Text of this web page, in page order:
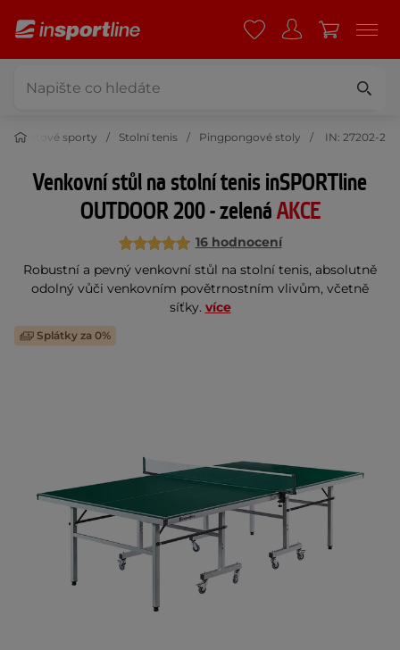
Raketové sporty Stolní tenis Pingpongové stoly IN: 27202-2
Venkovní stůl na stolní tenis inSPORTline
OUTDOOR 200 - zelenáAKCE
16 hodnocení
Robustní a pevný venkovní stůl na stolní tenis, absolutně
odolný vůči venkovním povětrnostním vlivům, včetně
síťky. více
Splátky za 0%